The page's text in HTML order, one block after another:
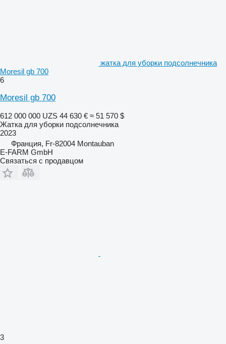
жатка для уборки подсолнечника
Moresil gb 700
6
Moresil gb 700
612 000 000 UZS 44 630 € ≈ 51 570 $
Жатка для уборки подсолнечника
2023
Франция, Fr-82004 Montauban
E-FARM GmbH
Связаться с продавцом
3